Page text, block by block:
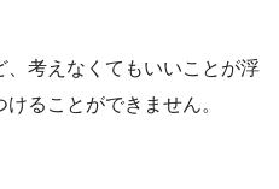
考えなくてもいいことが浮
ることができません。